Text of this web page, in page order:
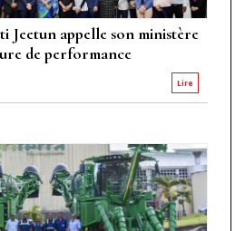
Jeetun appelle son ministère
de performance
Lire